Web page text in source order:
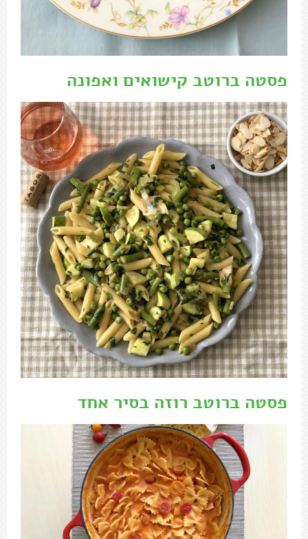
פסטה ברוטב קישואים ואפונה
פסטה ברוטב רוזה בסיר אחד